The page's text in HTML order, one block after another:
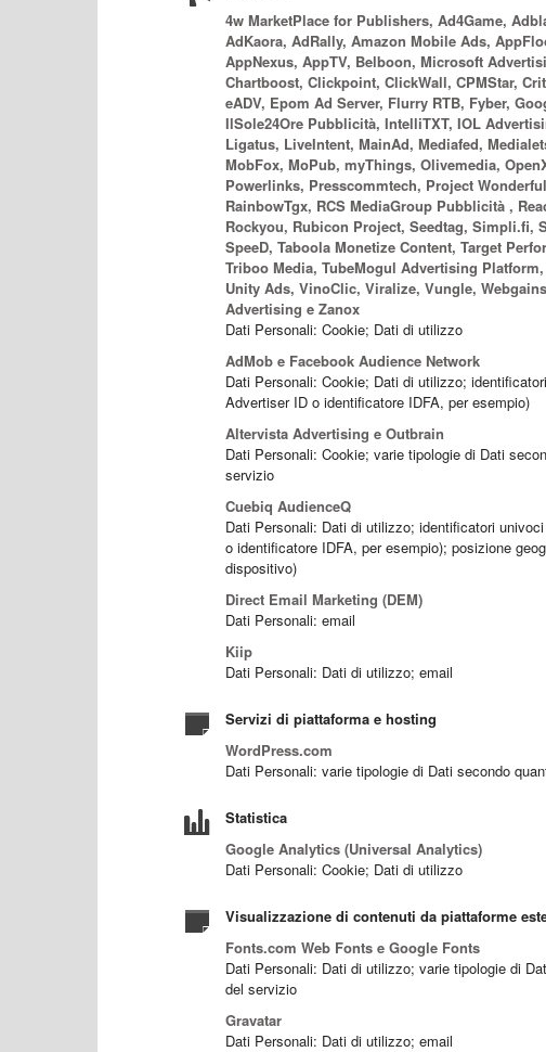
4w MarketPlace for Publishers, Ad4Game,
AdKaora, AdRally, Amazon Mobile Ads,
AppNexus, AppTV, Belboon, Microsoft
Chartboost, Clickpoint, ClickWall, CPMStar,
eADV, Epom Ad Server, Flurry RTB, Fyber,
IlSole24Ore Pubblicità, IntelliTXT, IOL
Ligatus, LiveIntent, MainAd, Mediafed,
MobFox, MoPub, myThings, Olivemedia,
Powerlinks, Presscommtech, Project
RainbowTgx, RCS MediaGroup Pubblicità ,
Rockyou, Rubicon Project, Seedtag, Simpli.fi,
SpeeD, Taboola Monetize Content, Target
Triboo Media, TubeMogul Advertising
Unity Ads, VinoClic, Viralize, Vungle,
Advertising e Zanox
Dati Personali: Cookie; Dati di utilizzo
AdMob e Facebook Audience Network
Dati Personali: Cookie; Dati di utilizzo;
Advertiser ID o identificatore IDFA, per esempio)
Altervista Advertising e Outbrain
Dati Personali: Cookie; varie tipologie di Dati
servizio
Cuebiq AudienceQ
Dati Personali: Dati di utilizzo; identificatori
o identificatore IDFA, per esempio); posizione
dispositivo)
Direct Email Marketing (DEM)
Dati Personali: email
Kiip
Dati Personali: Dati di utilizzo; email
Servizi di piattaforma e hosting
WordPress.com
Dati Personali: varie tipologie di Dati secondo
Statistica
Google Analytics (Universal Analytics)
Dati Personali: Cookie; Dati di utilizzo
Visualizzazione di contenuti da piattaforme
Fonts.com Web Fonts e Google Fonts
Dati Personali: Dati di utilizzo; varie tipologie di
del servizio
Gravatar
Dati Personali: Dati di utilizzo; email